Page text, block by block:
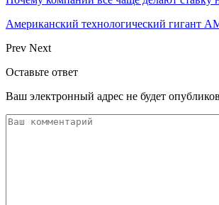
Американский технологический гигант
Prev Next
Оставьте ответ
Ваш электронный адрес не будет